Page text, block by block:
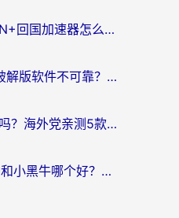
海外党必看：PC VPN+回国加速器怎么选？无缝访问国内资源全攻略
海外党别踩坑！iOS破解版软件不可靠？教你选对回国加速器无缝看国内资源
雷神手游和快喵好用吗？海外党亲测5款回国加速器，附斧牛Bling对比+微信视频号解决办法
海外党纠结ChickCN和小黑牛哪个好？一篇帮你选对回国加速器的实用指南